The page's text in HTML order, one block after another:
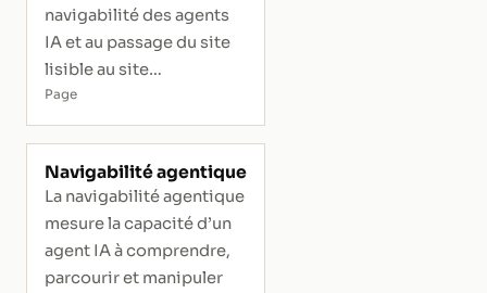
navigabilité des agents
IA et au passage du site
lisible au site
actionnable.
Page
Navigabilité agentique
La navigabilité agentique
mesure la capacité d’un
agent IA à comprendre,
parcourir et manipuler